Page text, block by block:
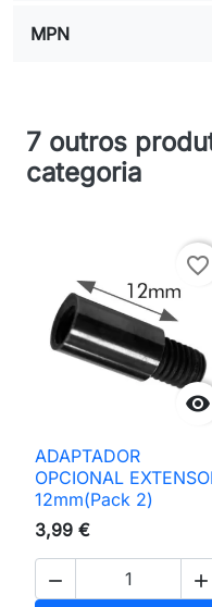
MPN
7 outros
categoria

favorite_border
ADAPTADOR
OPCIONAL
12mm(Pack 2)
3,99 €
 